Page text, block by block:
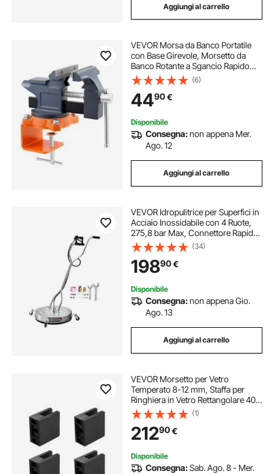
Aggiungi al carrello
VEVOR Morsa da Banco Portatile
con Base Girevole, Morsetto da
Banco Rotante a Sgancio Rapido
114,3 mm, Struttura in Ghisa, per
Lavorazione di Legno Metalli,
Foratura e Segatura, Taglio di
Condotti
(6)
4490€
Disponibile
Consegna:non appena Mer.
Ago. 12
Aggiungi al carrello
VEVOR Idropulitrice per Superfici in
Acciaio Inossidabile con 4 Ruote,
275,8 bar Max, Connettore Rapido
da 3/8, 2 Ugelli di Spruzzo, Doppia
Impugnatura, per Cemento, Patio,
Marciapiede 612 mm
(34)
19890€
Disponibile
Consegna:non appena Gio.
Ago. 13
Aggiungi al carrello
VEVOR Morsetto per Vetro
Temperato 8-12 mm, Staffa per
Ringhiera in Vetro Rettangolare 40
Pezzi, Morsetto per Montaggio
Vetro Acciaio Inossidabile 304,
Staffa per Mensola in Vetro Spesso
5 mm Nero
(1)
21290€
Disponibile
Consegna:Sab. Ago. 8 - Mer.